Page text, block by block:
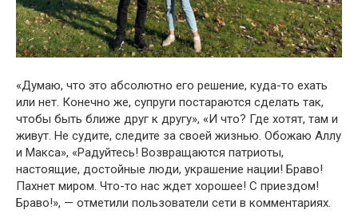
«Думаю, что это абсолютно его решение, куда-то ехать
или нет. Конечно же, супруги постараются сделать так,
чтобы быть ближе друг к другу», «И что? Где хотят, там и
живут. Не судите, следите за своей жизнью. Обожаю Аллу
и Макса», «Радуйтесь! Возвращаются патриоты,
настоящие, достойные люди, украшение нации! Браво!
Пахнет миром. Что-то нас ждет хорошее! С приездом!
Браво!», — отметили пользователи сети в комментариях.